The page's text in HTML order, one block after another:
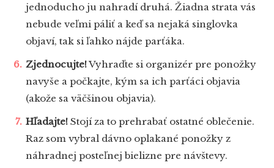
jednoducho ju nahradí druhá. Žiadna strata vás
nebude veľmi páliť a keď sa nejaká singlovka
objaví, tak si ľahko nájde parťáka.
Zjednocujte!Vyhraďte si organizér pre ponožky
navyše a počkajte, kým sa ich parťáci objavia
(akože sa väčšinou objavia).
Hľadajte! Stojí za to prehrabať ostatné oblečenie.
Raz som vybral dávno oplakané ponožky z
náhradnej posteľnej bielizne pre návštevy.